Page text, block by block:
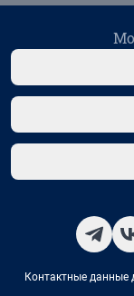
Контактные данные